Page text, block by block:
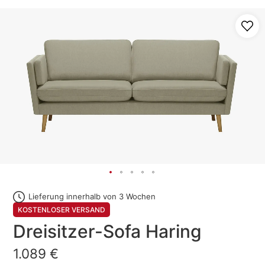
Lieferung innerhalb von 3 Wochen
KOSTENLOSER VERSAND
Dreisitzer-Sofa Haring
1.089 €